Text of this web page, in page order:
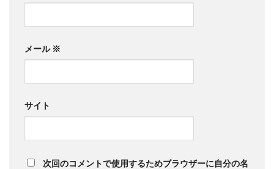
メール ※
サイト
次回のコメントで使用するためブラウザーに自分の名